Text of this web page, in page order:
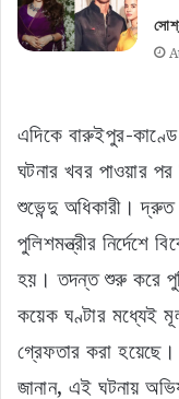
এদিকে বারুইপুর-
ঘটনার খবর পাওয়ার পর
শুভেন্দু অধিকারী। দ্রুত
পুলিশমন্ত্রীর নির্দেশে
হয়। তদন্ত শুরু করে
কয়েক ঘণ্টার মধ্যেই
গ্রেফতার করা হয়েছে।
জানান, এই ঘটনায়